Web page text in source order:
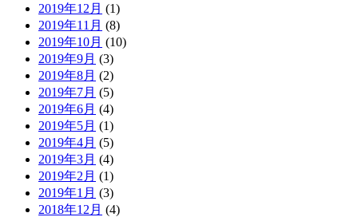
2019年12月 (1)
2019年11月 (8)
2019年10月 (10)
2019年9月 (3)
2019年8月 (2)
2019年7月 (5)
2019年6月 (4)
2019年5月 (1)
2019年4月 (5)
2019年3月 (4)
2019年2月 (1)
2019年1月 (3)
2018年12月 (4)